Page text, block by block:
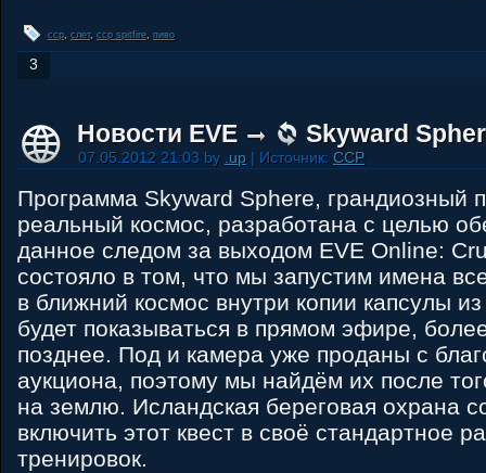
ccp, слет, ccp spitfire, пиво
3
Новости EVE Skyward
07.05.2012 21:03 by .up | Источник: CCP
Программа Skyward Sphere, грандиозный
реальный космос, разработана с целью
данное следом за выходом EVE Online:
состояло в том, что мы запустим имена
в ближний космос внутри копии капсулы
будет показываться в прямом эфире,
позднее. Под и камера уже проданы с
аукциона, поэтому мы найдём их после
на землю. Исландская береговая охрана
включить этот квест в своё стандартное
тренировок.